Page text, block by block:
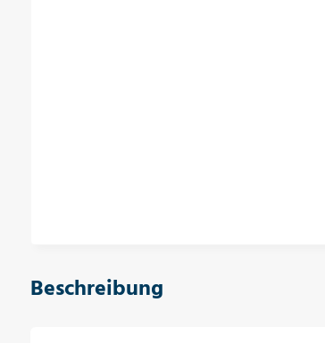
Beschreibung